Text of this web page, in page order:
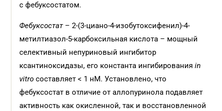
с фебуксостатом.
Фебуксостат– 2-(3-циано-4-изобутоксифенил)-4-
метилтиазол-5-карбоксильная кислота – мощный
селективный непуриновый ингибитор
ксантиноксидазы, его константа ингибированияin
vitro составляет < 1 нМ. Установлено, что
фебуксостат в отличие от аллопуринола подавляет
активность как окисленной, так и восстановленной